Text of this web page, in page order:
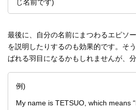
じ名前です)
最後に、自分の名前にまつわるエピソ
を説明したりするのも効果的です。そ
ばれる羽目になるかもしれませんが、
例)
My name is TETSUO, which means